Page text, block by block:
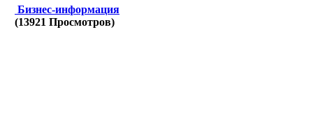
Бизнес-информация
(13921 Просмотров)